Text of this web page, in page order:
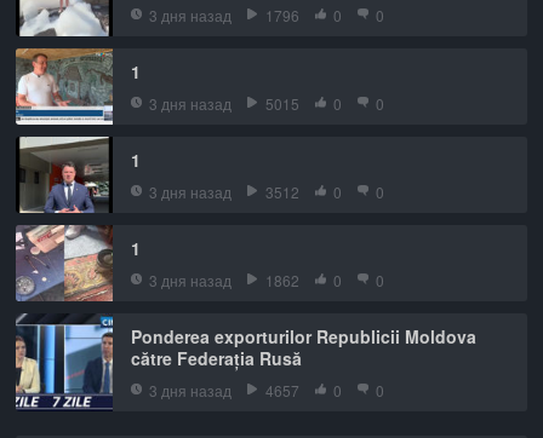
3 дня назад 1796 0 0
1
3 дня назад 5015 0 0
1
3 дня назад 3512 0 0
1
3 дня назад 1862 0 0
Ponderea exporturilor Republicii Moldova
către Federația Rusă
3 дня назад 4657 0 0